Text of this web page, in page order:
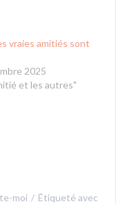
vraies amitiés sont
2025
et les autres"
moi
Étiqueté avec